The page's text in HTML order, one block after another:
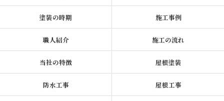
塗装の時期 施工事例
職人紹介 施工の流れ
当社の特徴 屋根塗装
防水工事 屋根工事